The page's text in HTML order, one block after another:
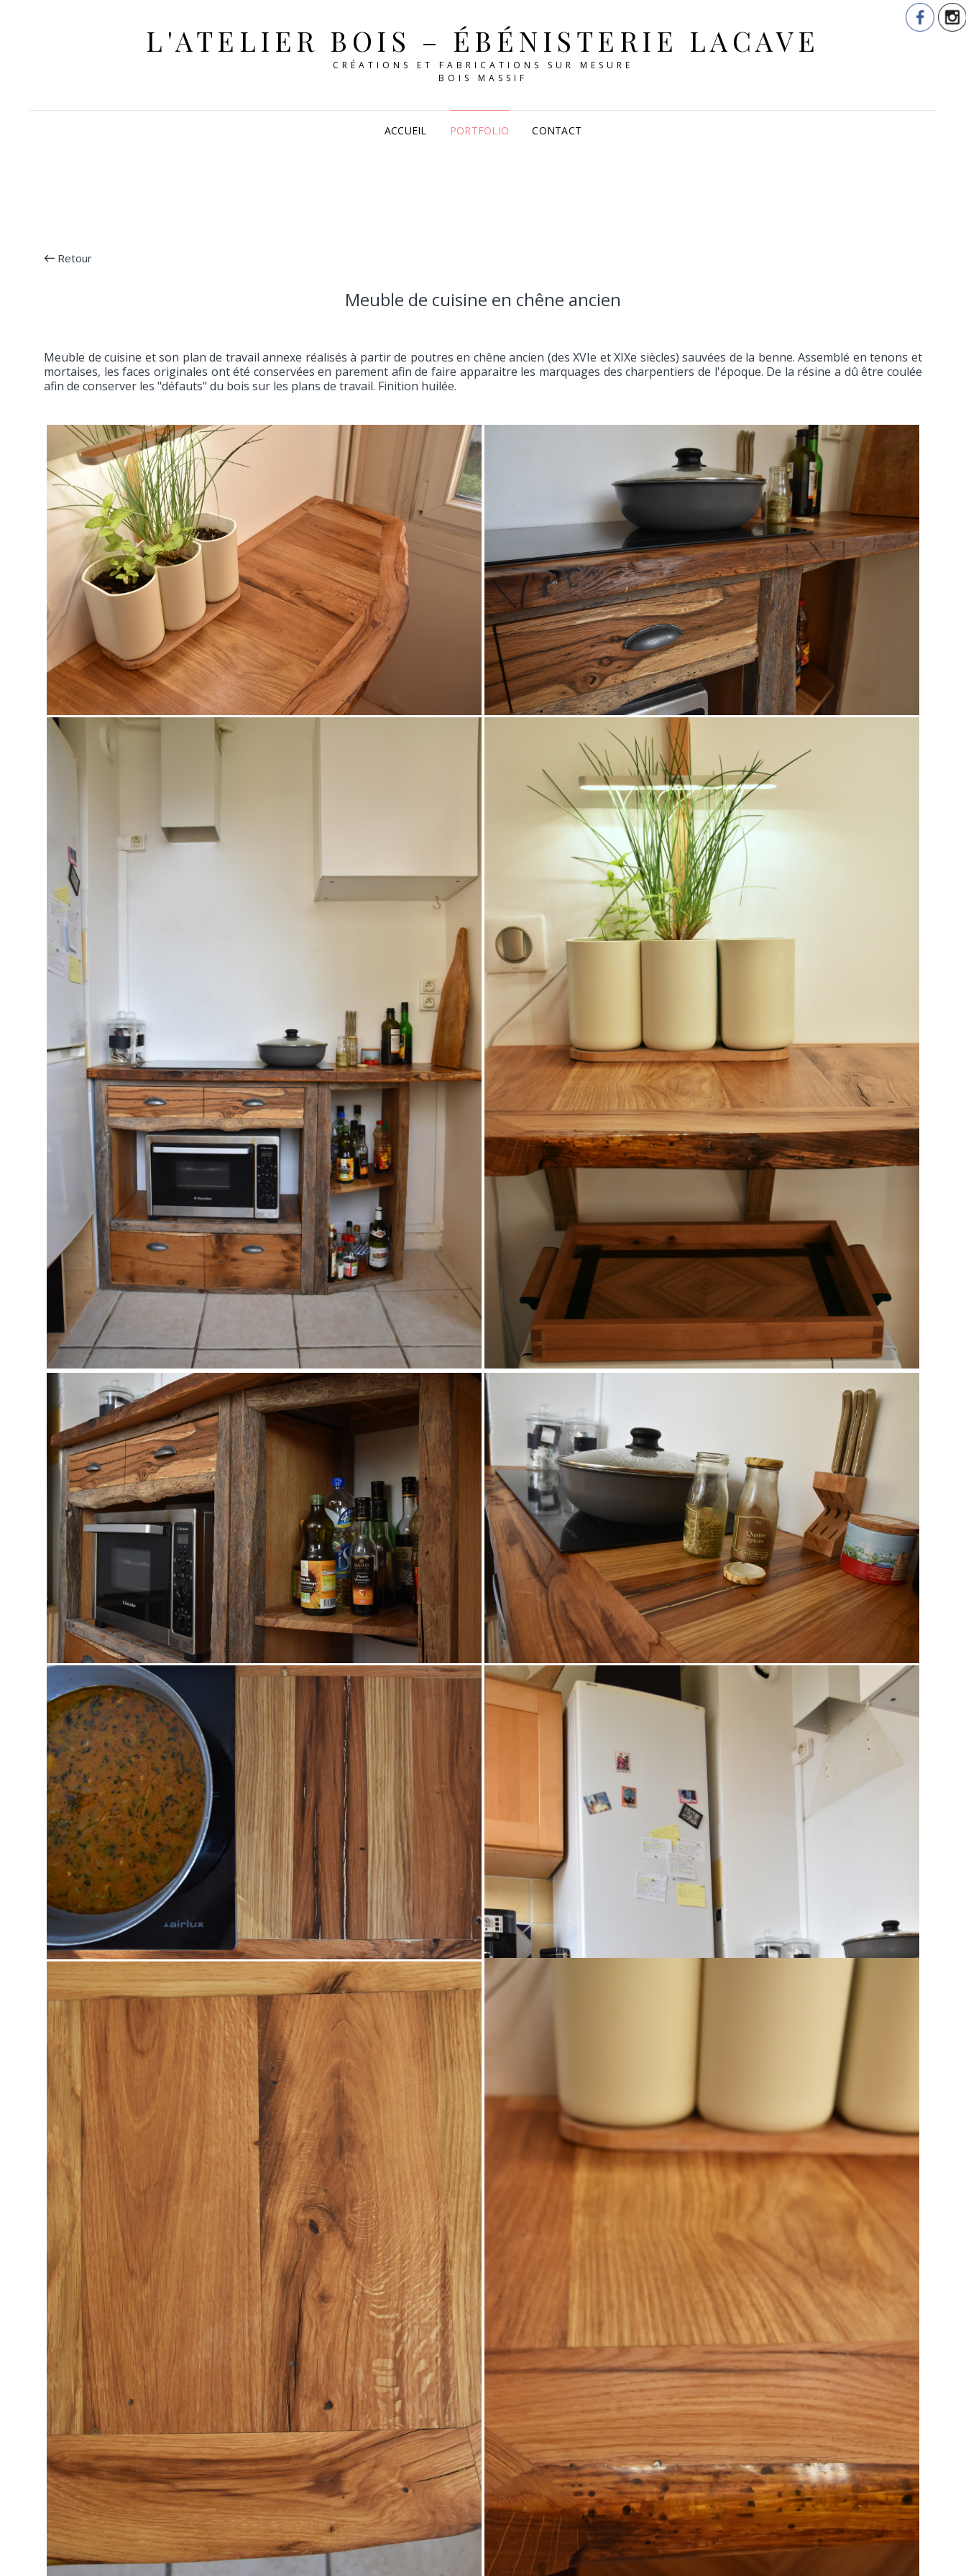
L'ATELIER BOIS – ÉBÉNISTERIE LACAVE
CRÉATIONS ET FABRICATIONS SUR MESURE
ACCUEIL PORTFOLIO CONTACT
Retour
Meuble de cuisine en chêne ancien
Meuble de cuisine et son plan de travail annexe réalisés à partir de poutres en chêne ancien (des XVIe et XIXe siècles) sauvées de la benne. Assemblé en tenons et
mortaises, les faces originales ont été conservées en parement afin de faire apparaitre les marquages des charpentiers de l'époque. De la résine a dû être coulée
afin de conserver les "défauts" du bois sur les plans de travail. Finition huilée.